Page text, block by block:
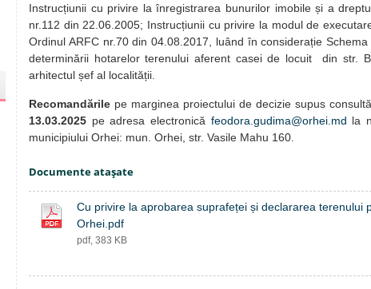
Instrucțiunii cu privire la înregistrarea bunurilor imobile și a
nr.112 din 22.06.2005; Instrucțiunii cu privire la modul de
Ordinul ARFC nr.70 din 04.08.2017, luând în considerație
determinării hotarelor terenului aferent casei de locuit din str.
arhitectul șef al localității.
Recomandările pe marginea proiectului de decizie supus
13.03.2025 pe adresa electronică feodora.gudima@orhei.md la
municipiului Orhei: mun. Orhei, str. Vasile Mahu 160.
Documente ataşate
Cu privire la aprobarea suprafeței și declararea terenului
Orhei.pdf
pdf, 383 KB